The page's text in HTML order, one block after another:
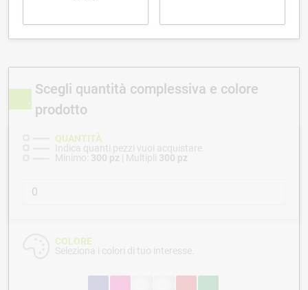
Scegli quantità complessiva e colore
prodotto
QUANTITÀ
Indica quanti pezzi vuoi acquistare.
Minimo: 300 pz | Multipli 300 pz
COLORE
Seleziona i colori di tuo interesse.